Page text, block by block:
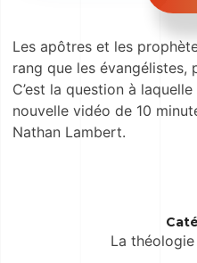
Les apôtres et les
rang que les évangélistes,
C’est la question à
nouvelle vidéo de 10
Nathan Lambert.
La